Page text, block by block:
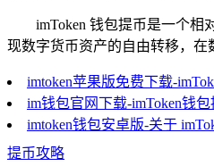
imToken 钱包提币是一个
现数字货币资产的自由转移，在
imtoken苹果版免费下载-
im钱包官网下载-imToken钱
imtoken钱包安卓版-关于
提币攻略